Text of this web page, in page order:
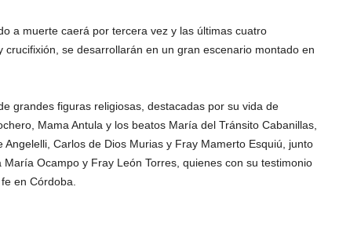
a muerte caerá por tercera vez y las últimas cuatro
se desarrollarán en un gran escenario montado en
grandes figuras religiosas, destacadas por su vida de
Mama Antula y los beatos María del Tránsito Cabanillas,
Carlos de Dios Murias y Fray Mamerto Esquiú, junto
Ocampo y Fray León Torres, quienes con su testimonio
en Córdoba.